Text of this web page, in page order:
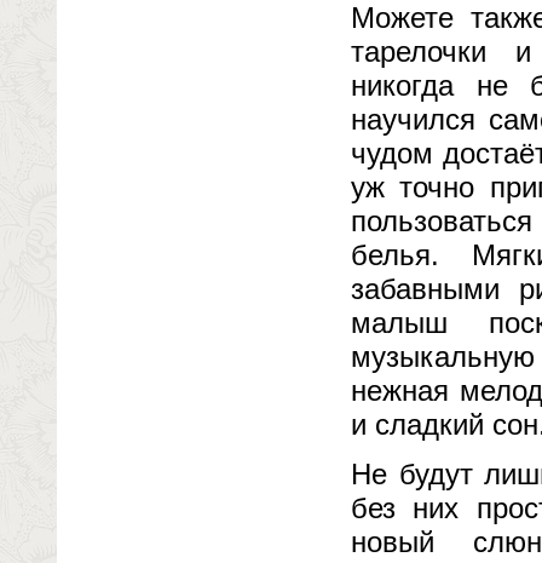
Можете
тарелочки
никогда не
научился
чудом
уж точно
белья.
забавными
малыш
нежная
и сладкий
Не будут
без них
новый